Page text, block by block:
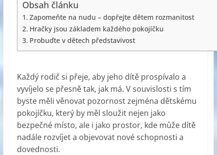
Obsah článku
Zapomeňte na nudu – dopřejte dětem rozmanitost
Hračky jsou základem každého pokojíčku
Probuďte v dětech představivost
Každý rodič si přeje, aby jeho dítě prospívalo a
vyvíjelo se přesně tak, jak má. V souvislosti s tím
byste měli věnovat pozornost zejména dětskému
pokojíčku, který by měl sloužit nejen jako
bezpečné místo, ale i jako prostor, kde může dítě
nadále rozvíjet a objevovat nové schopnosti a
dovednosti.